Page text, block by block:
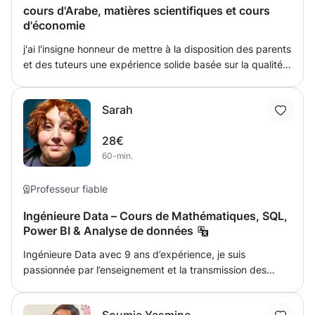
vos besoins. Contactez-moi dès maintenant
cours d'Arabe, matières scientifiques et cours
d'économie
j'ai l'insigne honneur de mettre à la disposition des parents
et des tuteurs une expérience solide basée sur la qualité
matières scientifiques (Math, SVT ou Sc Physique), Cours
d'arabe (petit, adolescent ou adulte) ou cours d'économie
tout module inclus, n'hésitez pas à me contacter. votre
confiance est mon label.
Sarah
28€
60-min.
Professeur fiable
Ingénieure Data – Cours de Mathématiques, SQL,
Power BI & Analyse de données
Ingénieure Data avec 9 ans d’expérience, je suis
passionnée par l’enseignement et la transmission des